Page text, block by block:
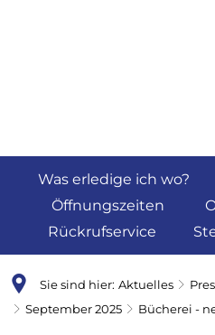
Was erledige ich wo?
Öffnungszeiten
Rückrufservice
Sie sind hier: Aktuelles
September 2025
Bücherei -